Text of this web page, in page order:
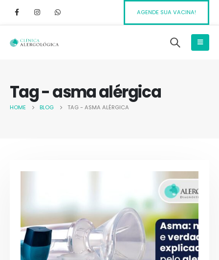
AGENDE SUA VACINA!
Tag - asma alérgica
HOME BLOG TAG - ASMA ALÉRGICA